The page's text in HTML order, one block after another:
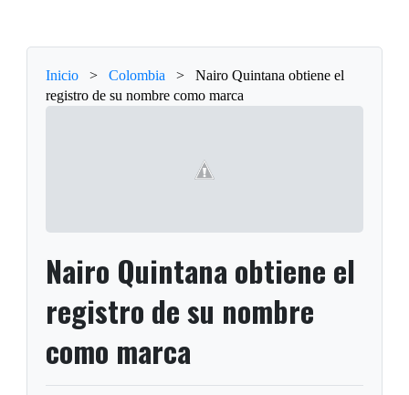
Inicio > Colombia >
Nairo Quintana obtiene el
registro de su nombre como marca
Nairo Quintana obtiene el
registro de su nombre
como marca